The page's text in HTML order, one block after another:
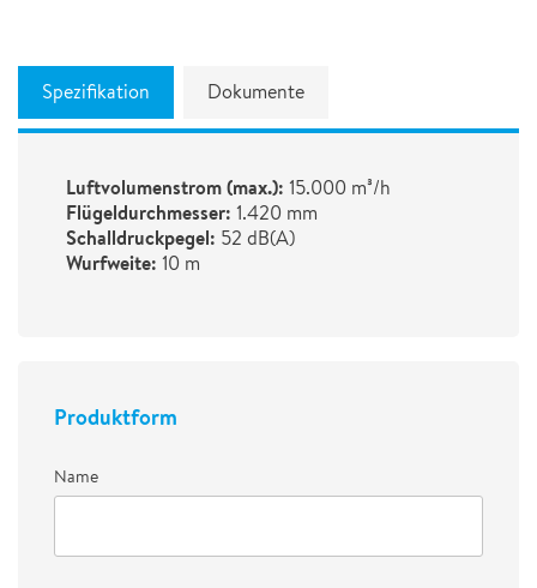
Spezifikation Dokumente
Luftvolumenstrom (max.): 15.000 m³/h
Flügeldurchmesser: 1.420 mm
Schalldruckpegel: 52 dB(A)
Wurfweite: 10 m
Produktform
Name